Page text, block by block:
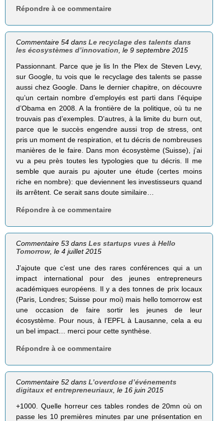
Répondre à ce commentaire
Commentaire 54 dansLe recyclage des talents dans
les écosystèmes d’innovation, le 9 septembre 2015
Passionnant. Parce que je lis In the Plex de Steven Levy,
sur Google, tu vois que le recyclage des talents se passe
aussi chez Google. Dans le dernier chapitre, on découvre
qu’un certain nombre d’employés est parti dans l’équipe
d’Obama en 2008. A la frontière de la politique, où tu ne
trouvais pas d’exemples. D’autres, à la limite du burn out,
parce que le succès engendre aussi trop de stress, ont
pris un moment de respiration, et tu décris de nombreuses
manières de le faire. Dans mon écosystème (Suisse), j’ai
vu a peu près toutes les typologies que tu décris. Il me
semble que aurais pu ajouter une étude (certes moins
riche en nombre): que deviennent les investisseurs quand
ils arrêtent. Ce serait sans doute similaire…
Répondre à ce commentaire
Commentaire 53 dansLes startups vues à Hello
Tomorrow, le 4 juillet 2015
J’ajoute que c’est une des rares conférences qui a un
impact international pour des jeunes entrepreneurs
académiques européens. Il y a des tonnes de prix locaux
(Paris, Londres; Suisse pour moi) mais hello tomorrow est
une occasion de faire sortir les jeunes de leur
écosystème. Pour nous, à l’EPFL à Lausanne, cela a eu
un bel impact… merci pour cette synthèse.
Répondre à ce commentaire
Commentaire 52 dansL’overdose d’événements
digitaux et entrepreneuriaux , le 16 juin 2015
+1000. Quelle horreur ces tables rondes de 20mn où on
passe les 10 premières minutes par une présentation en